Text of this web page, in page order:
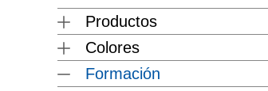
Productos
Colores
Formación